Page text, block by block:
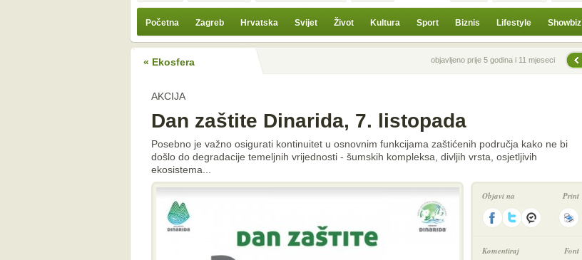
Početna Zagreb Hrvatska Svijet Život Kultura Sport Biznis Lifestyle Showbiz
« Ekosfera Prethodna vijestobjavljeno prije 5 godina i 11 mjeseci
AKCIJA
Dan zaštite Dinarida, 7. listopada
Posebno je važno osigurati kontinuitet u osnovnim funkcijama zaštićenih područja kako ne bi
došlo do degradacije temeljnih vrijednosti - šumskih kompleksa, divljih vrsta, osjetljivih
ekosistema...
Objavi na Print
Komentiraj Font